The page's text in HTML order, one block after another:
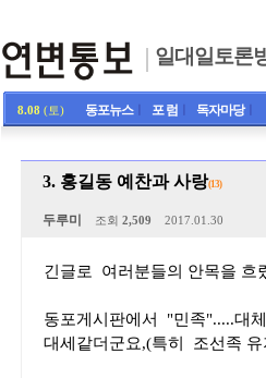
일대일토론
8.08 (토) 동포뉴스ㅣ 포 럼 독자마당ㅣ
3. 홍길동 예찬과 사랑(13)
두루미 조회 2,509 2017.01.30
긴글로 여러분들의 안목을
동포게시판에서 "민족".....대
대세같더군요,(특히 조선족 유